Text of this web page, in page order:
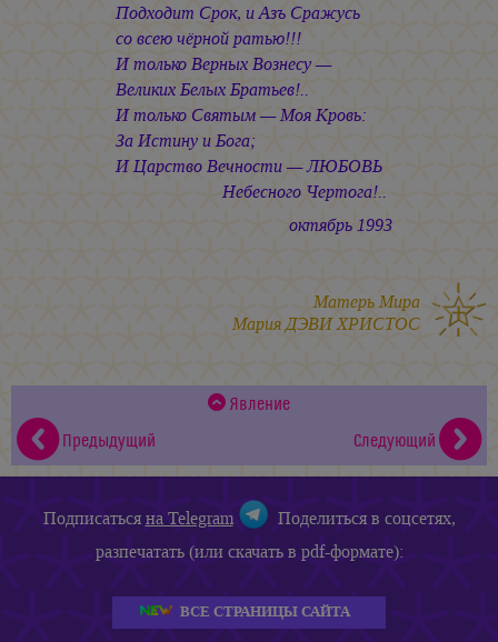
Подходит Срок, и Азъ Сражусь
со всею чёрной ратью!!!
И только Верных Вознесу —
Великих Белых Братьев!..
И только Святым — Моя Кровь:
За Истину и Бога;
И Царство Вечности — ЛЮБОВЬ
Небесного Чертога!..
октябрь 1993
Матерь Мира
Мария ДЭВИ ХРИСТОС
Явление
Предыдущий
Следующий
Подписатьсяна Telegram
Поделиться в соцсетях,
разпечатать (или скачать в pdf-формате):
ВСЕ СТРАНИЦЫ САЙТА